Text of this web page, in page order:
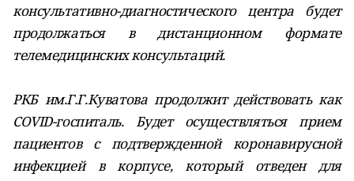
консультативно-диагностического центра будет
продолжаться в дистанционном формате
телемедицинских консультаций.
РКБ им.Г.Г.Куватова продолжит действовать как
COVID-госпиталь. Будет осуществляться прием
пациентов с подтвержденной коронавирусной
инфекцией в корпусе, который отведен для